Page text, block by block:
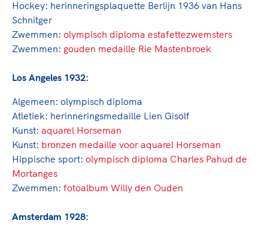
Hockey: herinneringsplaquette Berlijn 1936 van Hans
Schnitger
Zwemmen: olympisch diploma estafettezwemsters
Zwemmen: gouden medaille Rie Mastenbroek
Los Angeles 1932:
Algemeen: olympisch diploma
Atletiek: herinneringsmedaille Lien Gisolf
Kunst: aquarel Horseman
Kunst: bronzen medaille voor aquarel Horseman
Hippische sport: olympisch diploma Charles Pahud de
Mortanges
Zwemmen: fotoalbum Willy den Ouden
Amsterdam 1928: